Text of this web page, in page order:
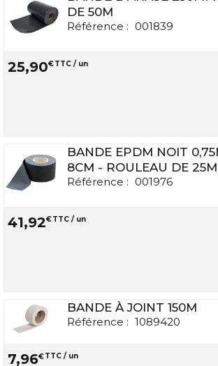
DE 50M
Référence : 001839
25,90€TTC / un
BANDE EPDM NOIT
8CM - ROULEAU DE 25M
Référence : 001976
41,92€TTC / un
BANDE À JOINT 150M
Référence : 1089420
7,96€TTC / un